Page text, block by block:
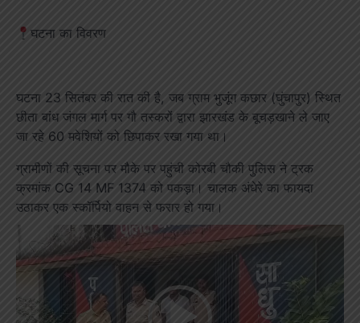
घटना का विवरण
घटना 23 सितंबर की रात की है, जब ग्राम भुजूंग कछार (घुंचापुर) स्थित
छीता बांध जंगल मार्ग पर गौ तस्करों द्वारा झारखंड के बूचड़खाने ले जाए
जा रहे 60 मवेशियों को छिपाकर रखा गया था।
ग्रामीणों की सूचना पर मौके पर पहुंची कोरबी चौकी पुलिस ने ट्रक
क्रमांक CG 14 MF 1374 को पकड़ा। चालक अंधेरे का फायदा
उठाकर एक स्कॉर्पियो वाहन से फरार हो गया।
Player